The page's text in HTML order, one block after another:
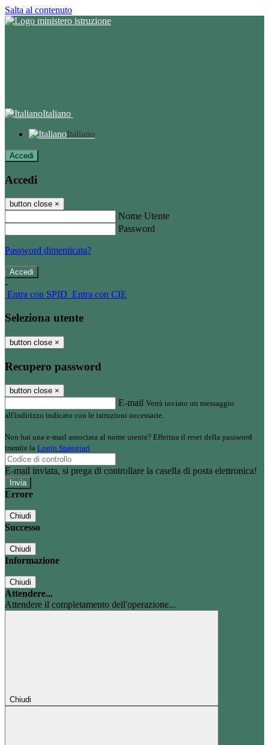
Salta al contenuto
Italiano
Italiano
Accedi
Accedi
button close ×
Nome Utente
Password
Password dimenticata?
-
Entra con SPID Entra con CIE
Seleziona utente
button close ×
Recupero password
button close ×
E-mail Verrà inviato un messaggio
all'indirizzo indicato con le istruzioni necessarie.
Non hai una e-mail associata al nome utente? Effettua il reset della password
tramite la Login Spaggiari
E-mail inviata, si prega di controllare la casella di posta elettronica!
Errore
Chiudi
Successo
Chiudi
Informazione
Chiudi
Attendere...
Attendere il completamento dell'operazione...
Chiudi